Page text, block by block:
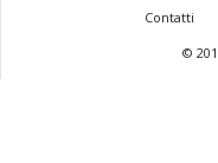
Contatti
©